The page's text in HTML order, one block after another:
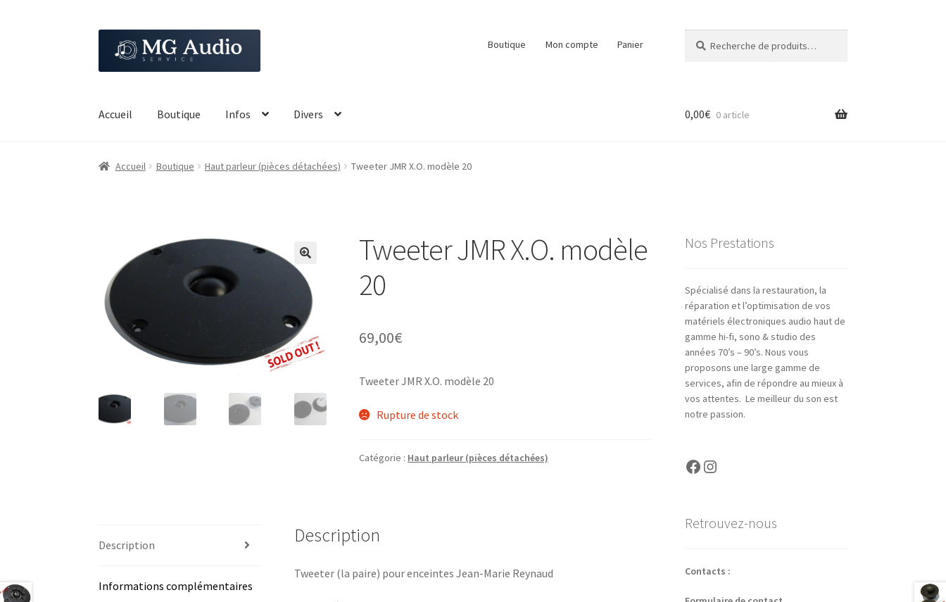
la
contenu
Boutique Mon compte Panier
pour :
Accueil Boutique Infos Divers 0,00€ 0 article
Accueil Boutique Haut parleur (pièces détachées) Tweeter JMR X.O. modèle 20
Tweeter JMR X.O. modèle
20
69,00€
Tweeter JMR X.O. modèle 20
Rupture de stock
Catégorie : Haut parleur (pièces détachées)
Description
Informations complémentaires
Description
Tweeter (la paire) pour enceintes Jean-Marie Reynaud
Nos Prestations
Spécialisé dans la restauration, la
réparation et l’optimisation de vos
matériels électroniques audio haut de
gamme hi-fi, sono & studio des
années 70’s – 90’s. Nous vous
proposons une large gamme de
services, afin de répondre au mieux à
vos attentes. Le meilleur du son est
notre passion.
Facebook
Instagram
Retrouvez-nous
Contacts :